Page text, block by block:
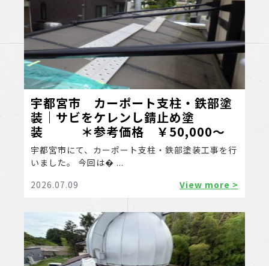
宇都宮市 カーポート支柱・鉄部塗
装｜サビをケレンし錆止め塗
装 ＊参考価格 ￥50,000～
宇都宮市にて、カーポート支柱・鉄部塗装工事を行
いました。 今回は� ...
2026.07.09
View more >